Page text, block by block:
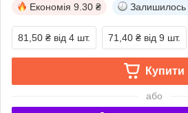
Економія 9.30 ₴ Залишилось
81,50 ₴ від 4 шт. 71,40 ₴ від 9 шт.
Купити
або